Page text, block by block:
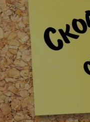
из поликароната для
Оцинкованная